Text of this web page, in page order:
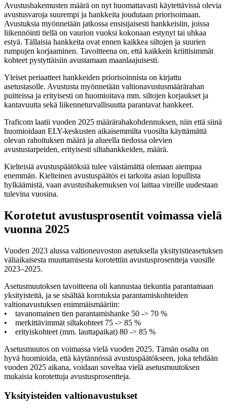
Avustushakemusten määrä on nyt huomattavasti käytettävissä olevia
avustusvaroja suurempi ja hankkeita joudutaan priorisoimaan.
Avustuksia myönnetään jatkossa ensisijaisesti hankkeisiin, joissa
liikennöinti tiellä on vaurion vuoksi kokonaan estynyt tai uhkaa
estyä. Tällaisia hankkeita ovat ennen kaikkea siltojen ja suurien
rumpujen korjaaminen. Tavoitteena on, että kaikkein kriittisimmät
kohteet pystyttäisiin avustamaan maanlaajuisesti.
Yleiset periaatteet hankkeiden priorisoinnista on kirjattu
asetustasolle. Avustusta myönnetään valtionavustusmäärärahan
puitteissa ja erityisesti on huomioitava mm. siltojen korjaukset ja
kantavuutta sekä liikenneturvallisuutta parantavat hankkeet.
Traficom laatii vuoden 2025 määrärahakohdennuksen, niin että siinä
huomioidaan ELY-keskusten aikaisemmilta vuosilta käyttämättä
olevan rahoituksen määrä ja alueella tiedossa olevien
avustustarpeiden, erityisesti siltahankkeiden, määrä.
Kielteisiä avustuspäätöksiä tulee väistämättä olemaan aiempaa
enemmän. Kielteinen avustuspäätös ei tarkoita asian lopullista
hylkäämistä, vaan avustushakemuksen voi laittaa vireille uudestaan
tulevina vuosina.
Korotetut avustusprosentit voimassa vielä
vuonna 2025
Vuoden 2023 alussa valtioneuvoston asetuksella yksityistieasetuksen
väliaikaisesta muuttamisesta korotettiin avustusprosentteja vuosille
2023–2025.
Asetusmuutoksen tavoitteena oli kannustaa tiekuntia parantamaan
yksityisteitä, ja se sisältää korotuksia parantamiskohteiden
valtionavustuksen enimmäismääriin:
• tavanomainen tien parantamishanke 50 -> 70 %
• merkittävimmät siltakohteet 75 -> 85 %
• erityiskohteet (mm. lauttapaikat) 80 -> 85 %
Asetusmuutos on voimassa vielä vuoden 2025. Tämän osalta on
hyvä huomioida, että käytännössä avustuspäätökseen, joka tehdään
vuoden 2025 aikana, voidaan soveltaa vielä asetusmuutoksen
mukaisia korotettuja avustusprosentteja.
Yksityisteiden valtionavustukset